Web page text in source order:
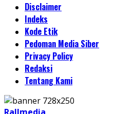
Disclaimer
Indeks
Kode Etik
Pedoman Media Siber
Privacy Policy
Redaksi
Tentang Kami